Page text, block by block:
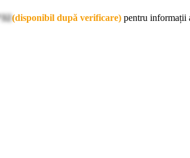
(disponibil după verificare) pentru informații